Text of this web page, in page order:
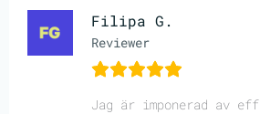
Filipa G.
Reviewer
Jag är imponerad av